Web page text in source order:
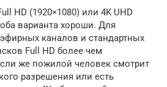
HD (1920×1080) или 4K UHD
варианта хороши. Для
каналов и стандартных
Full HD более чем
же пожилой человек смотрит
разрешения или есть